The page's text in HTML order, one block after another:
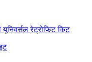
रेट्रोफिट किट